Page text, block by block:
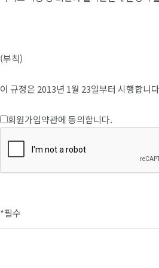
(부칙)
이 규정은 2013년 1월 23일부터 시행합니
회원가입약관에 동의합니다.
*필수